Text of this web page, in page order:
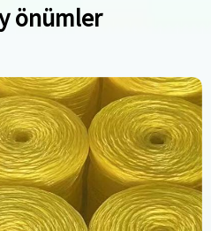
önümler